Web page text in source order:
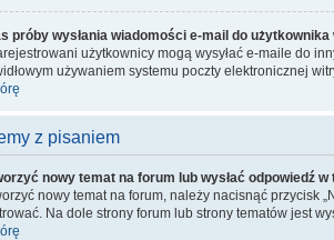
próby wysłania wiadomości e-mail do
użytkownicy mogą wysyłać e-maile do
używaniem systemu poczty elektronicznej
z pisaniem
nowy temat na forum lub wysłać odpowiedź w
nowy temat na forum, należy nacisnąć przycisk
Na dole strony forum lub strony tematów jest